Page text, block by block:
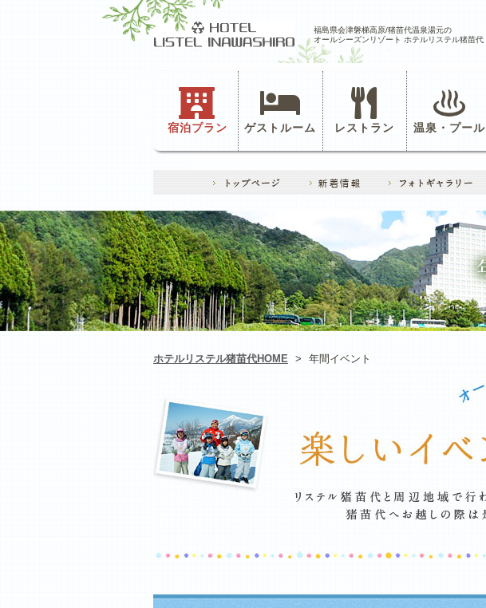
福島県会津磐梯高原/猪苗代温泉湯元の
オールシーズンリゾート ホテルリステル猪苗代
宿泊プラン ゲストルーム レストラン 温泉・プール
ホテルリステル猪苗代HOME > 年間イベント